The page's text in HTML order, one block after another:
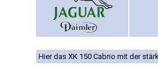
Hier das XK 150 Cabrio mit der